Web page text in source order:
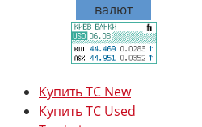
валют
Купить ТС New
Купить ТС Used